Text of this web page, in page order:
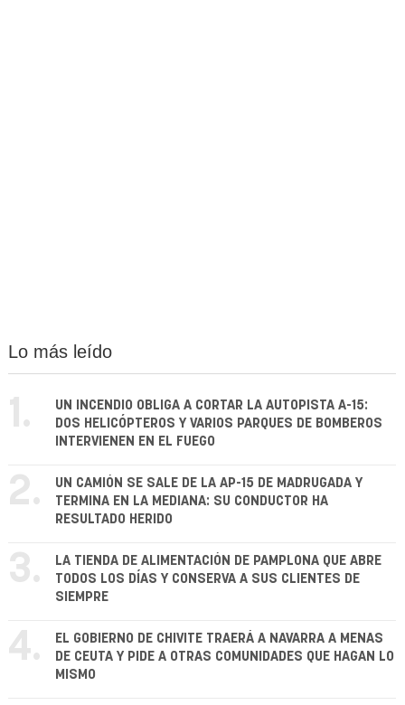
Lo más leído
1.
UN INCENDIO OBLIGA A CORTAR LA AUTOPISTA A-15:
DOS HELICÓPTEROS Y VARIOS PARQUES DE BOMBEROS
INTERVIENEN EN EL FUEGO
2.
UN CAMIÓN SE SALE DE LA AP-15 DE MADRUGADA Y
TERMINA EN LA MEDIANA: SU CONDUCTOR HA
RESULTADO HERIDO
3.
LA TIENDA DE ALIMENTACIÓN DE PAMPLONA QUE ABRE
TODOS LOS DÍAS Y CONSERVA A SUS CLIENTES DE
SIEMPRE
4.
EL GOBIERNO DE CHIVITE TRAERÁ A NAVARRA A MENAS
DE CEUTA Y PIDE A OTRAS COMUNIDADES QUE HAGAN LO
MISMO